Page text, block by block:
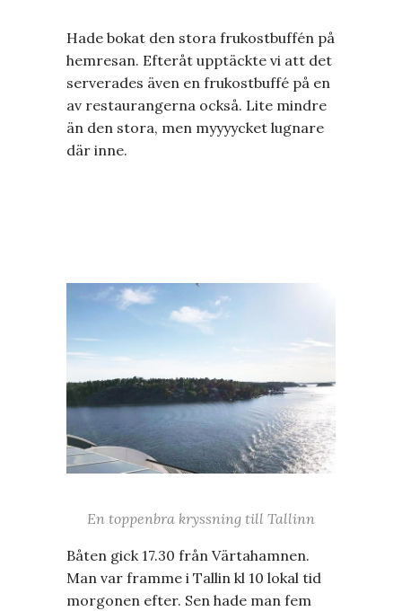
Hade bokat den stora frukostbuffén på
hemresan. Efteråt upptäckte vi att det
serverades även en frukostbuffé på en
av restaurangerna också. Lite mindre
än den stora, men myyyycket lugnare
där inne.
En toppenbra kryssning till Tallinn
Båten gick 17.30 från Värtahamnen.
Man var framme i Tallin kl 10 lokal tid
morgonen efter. Sen hade man fem